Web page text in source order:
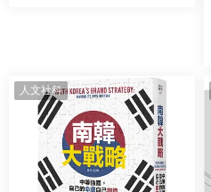
人文社科